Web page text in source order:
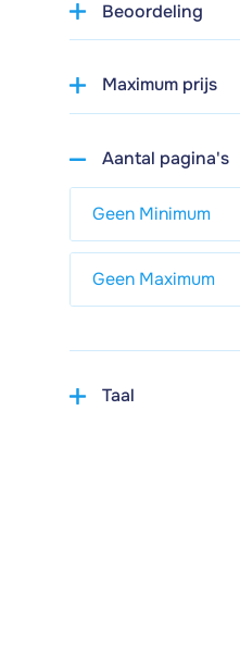
Beoordeling
Maximum prijs
Aantal pagina's
Taal